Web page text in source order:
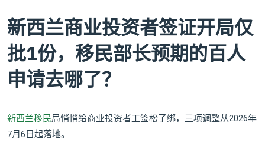
新西兰商业投资者签证开局仅
批1份，移民部长预期的百人
申请去哪了？
新西兰移民局悄悄给商业投资者工签松了绑，三项调整从2026年
7月6日起落地。